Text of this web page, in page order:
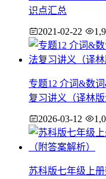
识点汇总
2021-02-22
专题12 介词&数
复习讲义（译林版
2026-03-12
苏科版七年级上